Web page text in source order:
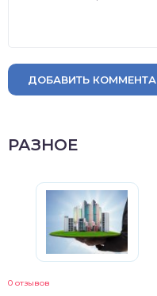
ДОБАВИТЬ
РАЗНОЕ
0 отзывов